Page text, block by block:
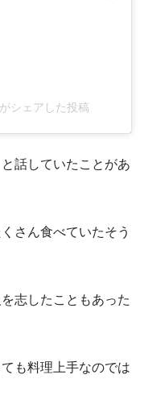
シェアした投稿
話していたことがあ
さん食べていたそう
志したこともあった
も料理上手なのでは